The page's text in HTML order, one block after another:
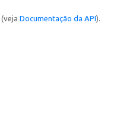
(veja Documentação da API).